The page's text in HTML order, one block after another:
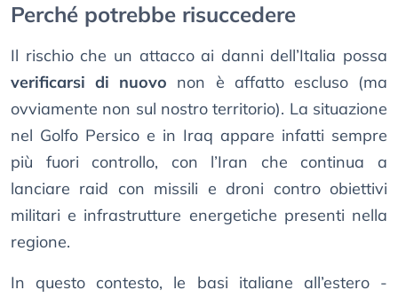
Perché potrebbe risuccedere
Il rischio che un attacco ai danni dell’Italia possa
verificarsi di nuovo non è affatto escluso (ma
ovviamente non sul nostro territorio). La situazione
nel Golfo Persico e in Iraq appare infatti sempre
più fuori controllo, con l’Iran che continua a
lanciare raid con missili e droni contro obiettivi
militari e infrastrutture energetiche presenti nella
regione.
In questo contesto, le basi italiane all’estero -